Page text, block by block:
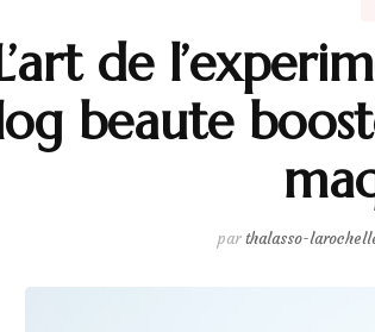
de
beaute
parthalasso-